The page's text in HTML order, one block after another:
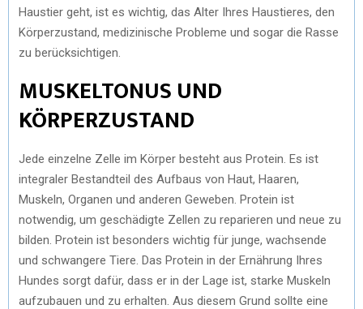
Haustier geht, ist es wichtig, das Alter Ihres Haustieres, den
Körperzustand, medizinische Probleme und sogar die Rasse
zu berücksichtigen.
MUSKELTONUS UND
KÖRPERZUSTAND
Jede einzelne Zelle im Körper besteht aus Protein. Es ist
integraler Bestandteil des Aufbaus von Haut, Haaren,
Muskeln, Organen und anderen Geweben. Protein ist
notwendig, um geschädigte Zellen zu reparieren und neue zu
bilden. Protein ist besonders wichtig für junge, wachsende
und schwangere Tiere. Das Protein in der Ernährung Ihres
Hundes sorgt dafür, dass er in der Lage ist, starke Muskeln
aufzubauen und zu erhalten. Aus diesem Grund sollte eine